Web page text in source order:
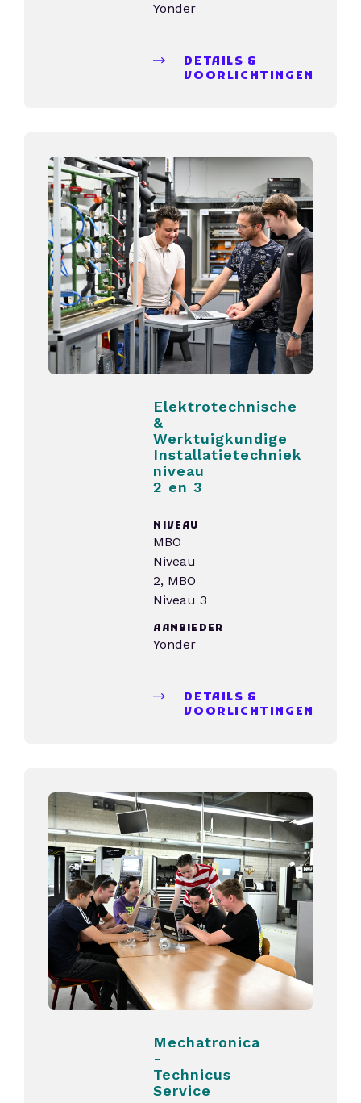
Yonder
DETAILS &
VOORLICHTINGEN
Elektrotechnische
&
Werktuigkundige
Installatietechniek
niveau
2 en 3
NIVEAU
MBO
Niveau
2, MBO
Niveau 3
AANBIEDER
Yonder
DETAILS &
VOORLICHTINGEN
Mechatronica
-
Technicus
Service